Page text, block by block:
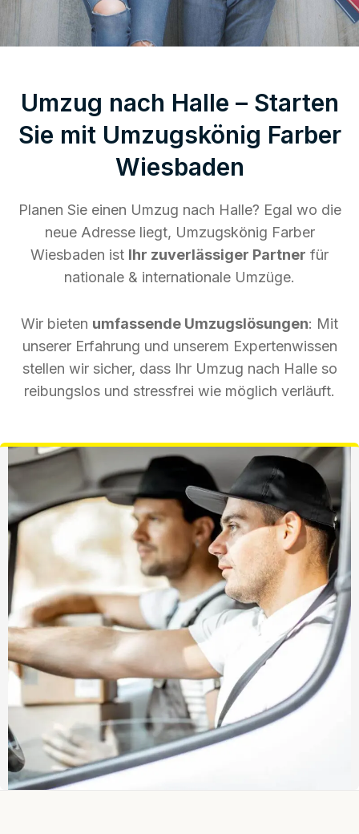
Umzug nach Halle – Starten
Sie mit Umzugskönig Farber
Wiesbaden
Planen Sie einen Umzug nach Halle? Egal wo die
neue Adresse liegt, Umzugskönig Farber
Wiesbaden ist Ihr zuverlässiger Partner für
nationale & internationale Umzüge.
Wir bieten umfassende Umzugslösungen: Mit
unserer Erfahrung und unserem Expertenwissen
stellen wir sicher, dass Ihr Umzug nach Halle so
reibungslos und stressfrei wie möglich verläuft.